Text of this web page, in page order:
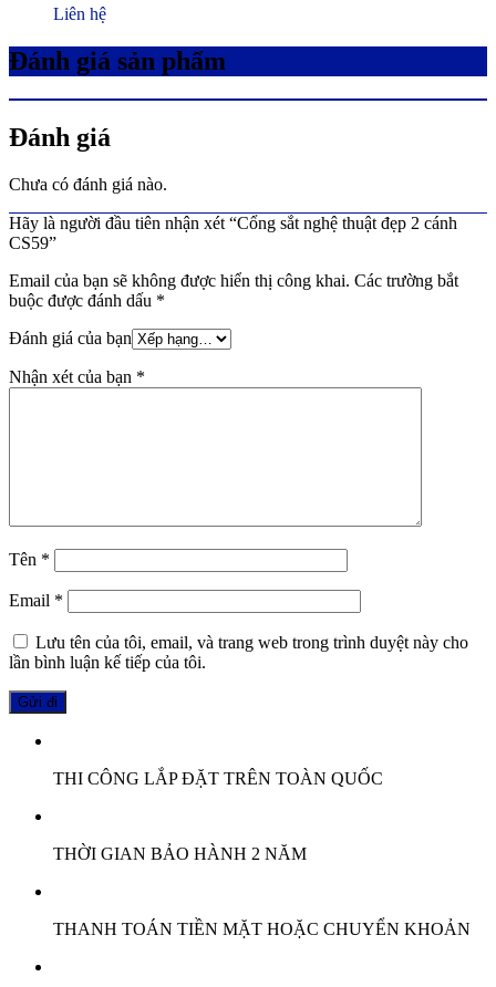
Liên hệ
Đánh giá sản phẩm
Đánh giá
Chưa có đánh giá nào.
Hãy là người đầu tiên nhận xét “Cổng sắt nghệ thuật đẹp 2 cánh
CS59”
Email của bạn sẽ không được hiển thị công khai. Các trường bắt
buộc được đánh dấu *
Đánh giá của bạn
Nhận xét của bạn *
Tên *
Email *
Lưu tên của tôi, email, và trang web trong trình duyệt này cho
lần bình luận kế tiếp của tôi.
THI CÔNG LẮP ĐẶT TRÊN TOÀN QUỐC
THỜI GIAN BẢO HÀNH 2 NĂM
THANH TOÁN TIỀN MẶT HOẶC CHUYỂN KHOẢN